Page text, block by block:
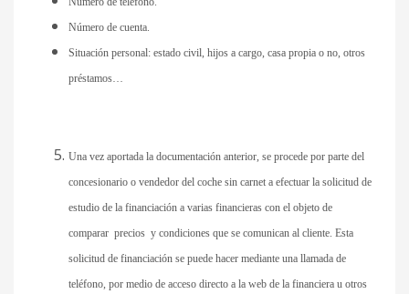
Número de cuenta.
Situación personal: estado civil, hijos a cargo, casa propia o no, otros
préstamos…
Una vez aportada la documentación anterior, se procede por parte del
concesionario o vendedor del coche sin carnet a efectuar la solicitud de
estudio de la financiación a varias financieras con el objeto de
comparar precios y condiciones que se comunican al cliente. Esta
solicitud de financiación se puede hacer mediante una llamada de
teléfono, por medio de acceso directo a la web de la financiera u otros